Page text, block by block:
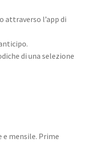
attraverso l’app di
di una selezione
mensile. Prime